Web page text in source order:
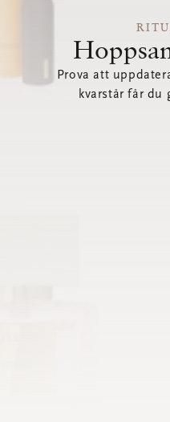
Prova att
kvarstår får du